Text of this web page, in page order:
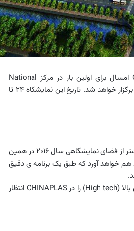
امسال برای اولین بار در مرکز National
شهر شانگهای چین برگزار خواهد شد. تاریخ این نمایشگاه 24 تا
انتظار می رود فضای نمایشگاهی به 320000 متر مربع رسیده باشد که 30 درصد بیشتر از فضای نمایشگاهی سال 2016 در همین
سراسر جهان گرد هم خواهد آورد که طبق یک برنامه ی دقیق
(
High tech) را درCHINAPLAS انتظار